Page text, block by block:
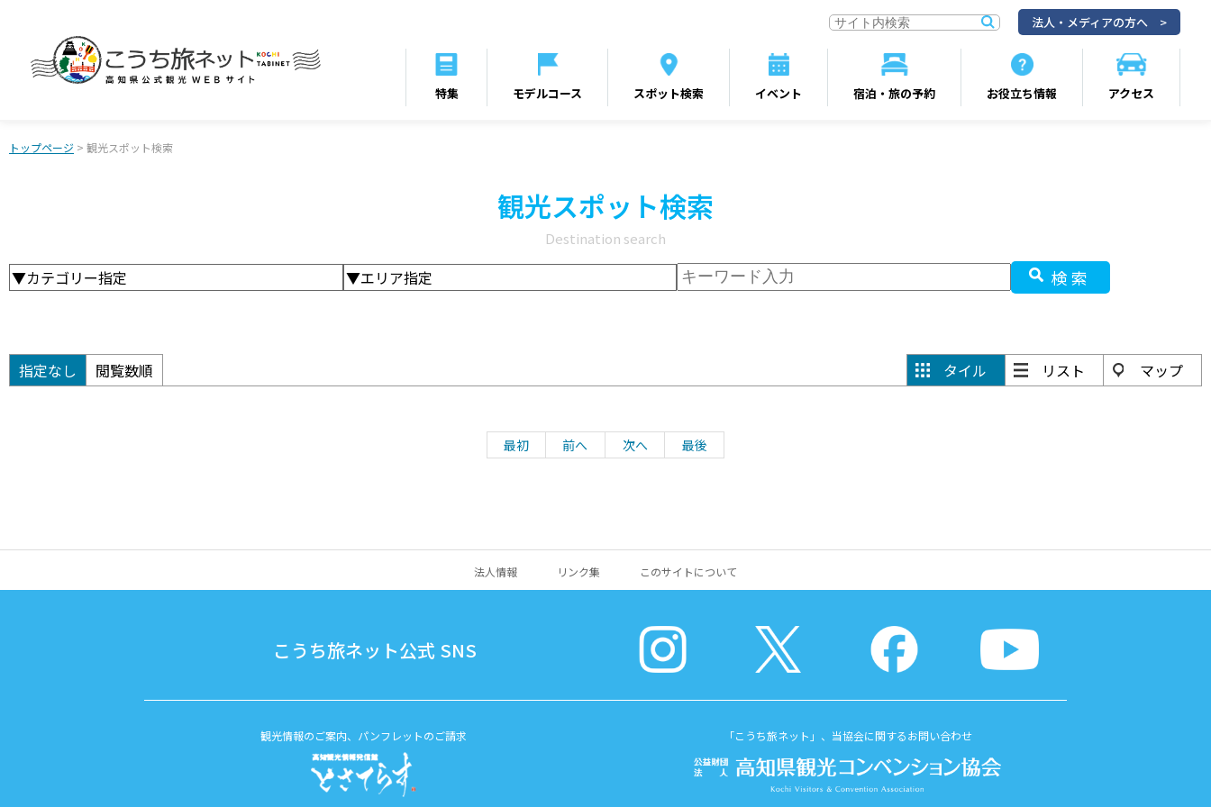
特集 モデルコース スポット検索 イベント 宿泊・旅の予約 お役立ち情報 アクセス
法人・メディアの方へ
トップページ > 観光スポット検索
観光スポット検索
Destination search
▼カテゴリー指定 ▼エリア指定 検索
指定なし 閲覧数順 タイル リスト マップ
最初 前へ 次へ 最後
法人情報 リンク集 このサイトについて
こうち旅ネット公式 SNS
観光情報のご案内、パンフレットのご請求 「こうち旅ネット」、当協会に関するお問い合わせ